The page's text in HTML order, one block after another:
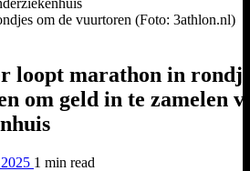
om de vuurtoren (Foto: 3athlon.nl)
loopt marathon in
om geld in te zamelen
1 min read